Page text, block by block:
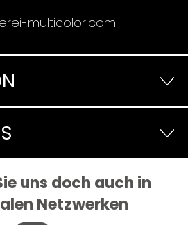
multicolor.com
uns doch auch in
Netzwerken